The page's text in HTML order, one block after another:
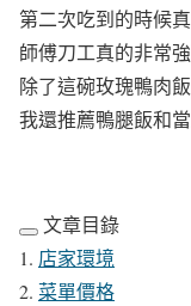
第二次吃到的時候
師傅刀工真的非常
除了這碗玫瑰鴨肉飯
我還推薦鴨腿飯和
文章目錄
店家環境
菜單價格